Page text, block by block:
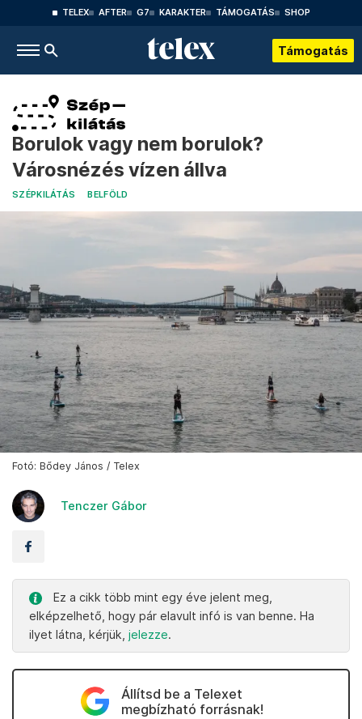
TELEX AFTER G7 KARAKTER TÁMOGATÁS SHOP
Támogatás
Borulok vagy nem borulok?
Városnézés vízen állva
SZÉPKILÁTÁS BELFÖLD
Fotó: Bődey János / Telex
Tenczer Gábor
Ez a cikk több mint egy éve jelent meg,
elképzelhető, hogy pár elavult infó is van benne. Ha
ilyet látna, kérjük, jelezze.
Állítsd be a Telexet
megbízható forrásnak!